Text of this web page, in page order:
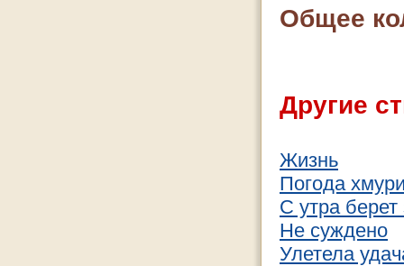
Общее
Другие
Жизнь
Погода
С утра берет
Не суждено
Улетела